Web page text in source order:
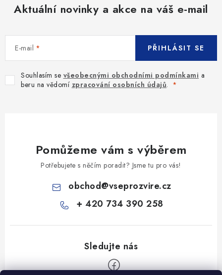
Aktuální novinky a akce na váš e-mail
E-mail
Souhlasím se všeobecnými obchodními podmínkami a
beru na vědomí zpracování osobních údajů.
PŘIHLÁSIT SE
Pomůžeme vám s výběrem
Potřebujete s něčím poradit? Jsme tu pro vás!
obchod@vseprozvire.cz
+ 420 734 390 258